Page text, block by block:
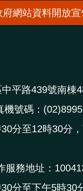
府網站資料開放宣
平路439號南棟
機號碼：
分至12時30分
服務地址：
分至下午5時30